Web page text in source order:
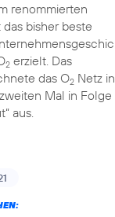
renommierten
bisher beste
2erzielt. Das
das O2Netz in
Mal in Folge
aus.